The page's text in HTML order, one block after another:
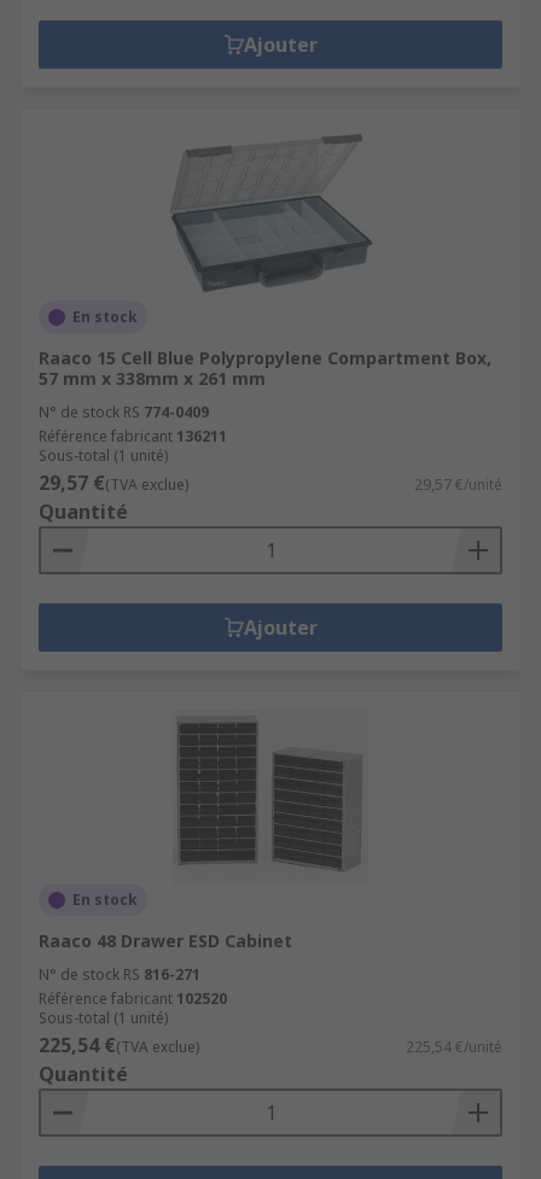
Ajouter
En stock
Raaco 15 Cell Blue Polypropylene Compartment Box,
57 mm x 338mm x 261 mm
N° de stock RS 774-0409
Référence fabricant 136211
Sous-total (1 unité)
29,57 €(TVA exclue) 29,57 €/unité
Quantité
Ajouter
En stock
Raaco 48 Drawer ESD Cabinet
N° de stock RS 816-271
Référence fabricant 102520
Sous-total (1 unité)
225,54 €(TVA exclue) 225,54 €/unité
Quantité